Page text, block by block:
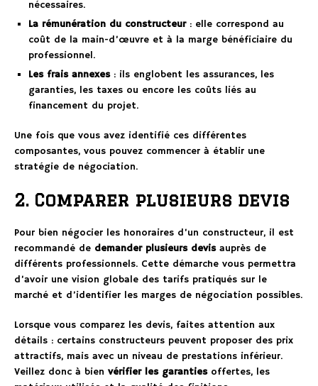
nécessaires.
La rémunération du constructeur: elle correspond au
coût de la main-d’œuvre et à la marge bénéficiaire du
professionnel.
Les frais annexes: ils englobent les assurances, les
garanties, les taxes ou encore les coûts liés au
financement du projet.
Une fois que vous avez identifié ces différentes
composantes, vous pouvez commencer à établir une
stratégie de négociation.
2. Comparer plusieurs devis
Pour bien négocier les honoraires d’un constructeur, il est
recommandé de demander plusieurs devisauprès de
différents professionnels. Cette démarche vous permettra
d’avoir une vision globale des tarifs pratiqués sur le
marché et d’identifier les marges de négociation possibles.
Lorsque vous comparez les devis, faites attention aux
détails : certains constructeurs peuvent proposer des prix
attractifs, mais avec un niveau de prestations inférieur.
Veillez donc à bien vérifier les garantiesoffertes, les